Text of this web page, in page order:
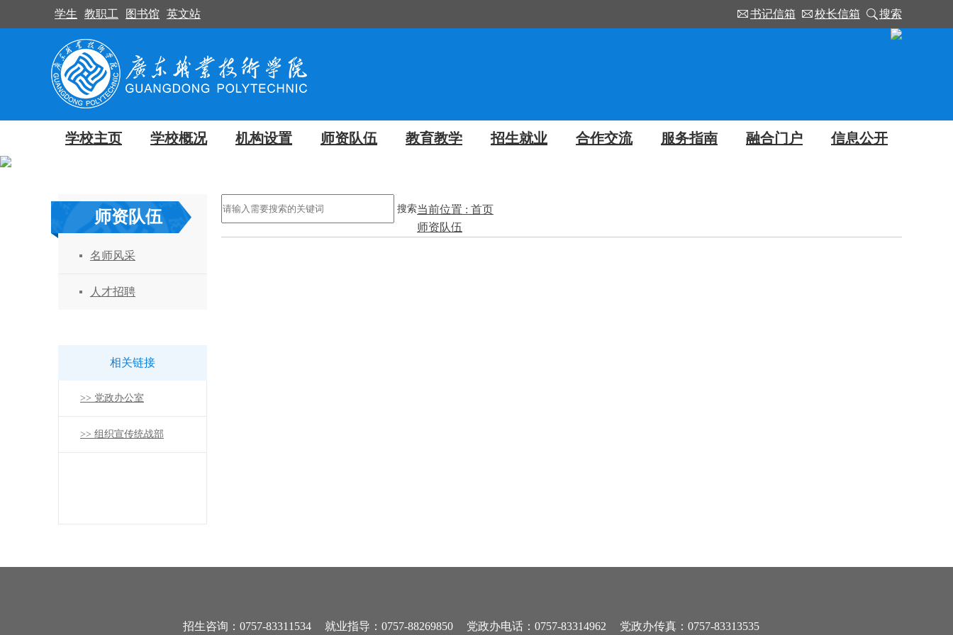
学生 教职工 图书馆 英文站 书记信箱 校长信箱 搜索
学校主页 学校概况 机构设置 师资队伍 教育教学 招生就业 合作交流 服务指南 融合门户 信息公开
师资队伍
名师风采
人才招聘
相关链接
>> 党政办公室
>> 组织宣传统战部
搜索当前位置 : 首页
师资队伍
招生咨询：0757-83311534 就业指导：0757-88269850 党政办电话：0757-83314962 党政办传真：0757-83313535